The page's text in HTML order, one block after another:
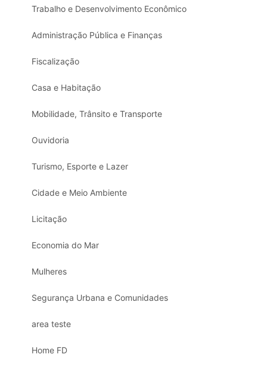
Trabalho e Desenvolvimento Econômico
Administração Pública e Finanças
Fiscalização
Casa e Habitação
Mobilidade, Trânsito e Transporte
Ouvidoria
Turismo, Esporte e Lazer
Cidade e Meio Ambiente
Licitação
Economia do Mar
Mulheres
Segurança Urbana e Comunidades
area teste
Home FD